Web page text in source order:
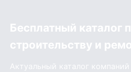
Бесплатный каталог
строительству и
Актуальный каталог